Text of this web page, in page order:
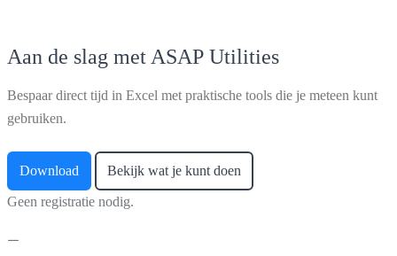
Aan de slag met ASAP Utilities
Bespaar direct tijd in Excel met praktische tools die je meteen kunt
gebruiken.
Download Bekijk wat je kunt doen
Geen registratie nodig.